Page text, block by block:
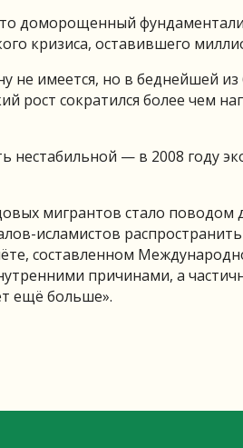
доморощенный
кризиса, оставившего
не имеется, но в беднейшей
рост сократился более чем
— в 2008 году
мигрантов стало поводом
исламистов
составленном
причинами, а
ещё больше».